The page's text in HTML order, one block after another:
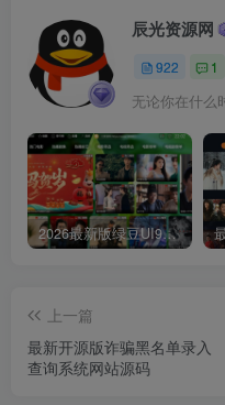
辰光资源网
922 1
2026最新版绿豆UI9双端影视APP源码
上一篇
最新开源版诈骗黑名单录入
查询系统网站源码